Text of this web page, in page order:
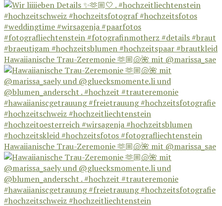
Hawaiianische Trau-Zeremonie 🫶🏼🐚🌺 mit @marissa_sae
Hawaiianische Trau-Zeremonie 🫶🏼🐚🌺 mit @marissa_sae